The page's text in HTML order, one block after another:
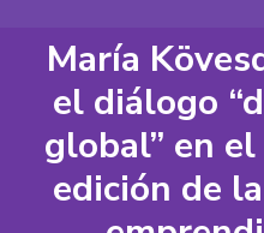
INICIO
SERVICIOS
CASOS DE ÉXITO
María
el diálogo
global” en
edición de